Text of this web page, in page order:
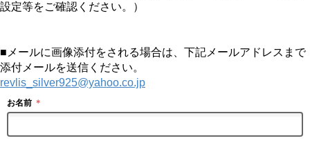
設定等をご確認ください。）
■メールに画像添付をされる場合は、下記メールアドレスまで
添付メールを送信ください。
revlis_silver925@yahoo.co.jp
お名前 ＊